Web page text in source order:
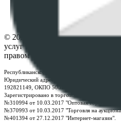
Настройки cookie-файлов
© 2026 Республиканское
услуг "БелЮрОбеспечение" -
правом
Республиканское унитарное предприятие по
Юридический адрес: г. Минск, пр-т.
192821149, ОКПО 500111895000
Зарегистрировано в торговом реестре
№310994 от 10.03.2017 "Оптовая торговля
№370993 от 10.03.2017 "Торговля на
№401394 от 27.12.2017 "Интернет-магазин".